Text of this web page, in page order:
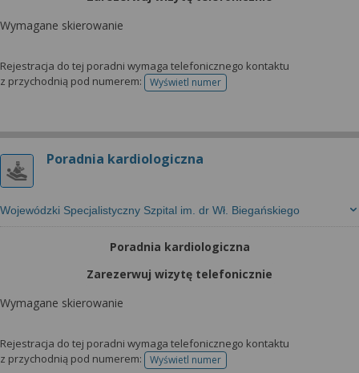
Wymagane skierowanie
Rejestracja do tej poradni wymaga telefonicznego kontaktu
z przychodnią pod numerem:
Wyświetl numertelefonu do rejestracji
Poradnia kardiologiczna
Wojewódzki Specjalistyczny Szpital im. dr Wł. Biegańskiego
Poradnia kardiologiczna
Zarezerwuj wizytę telefonicznie
Wymagane skierowanie
Rejestracja do tej poradni wymaga telefonicznego kontaktu
z przychodnią pod numerem:
Wyświetl numertelefonu do rejestracji